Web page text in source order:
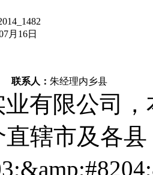
月16日
联系人： 朱经理内乡县
有限公司
直辖市及各县